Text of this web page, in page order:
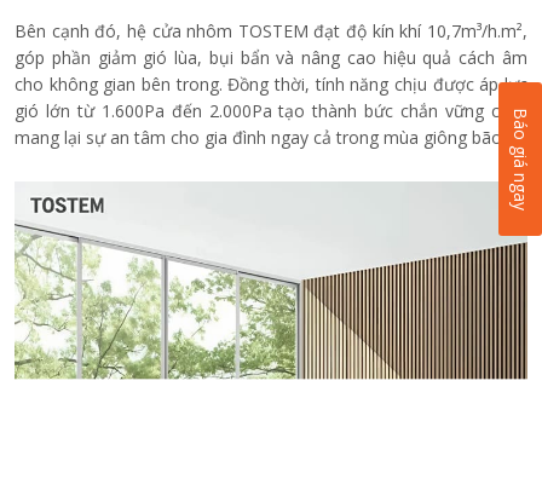
Bên cạnh đó, hệ cửa nhôm TOSTEM đạt độ kín khí 10,7m³/h.m²,
góp phần giảm gió lùa, bụi bẩn và nâng cao hiệu quả cách âm
cho không gian bên trong. Đồng thời, tính năng chịu được áp lực
gió lớn từ 1.600Pa đến 2.000Pa tạo thành bức chắn vững chãi,
mang lại sự an tâm cho gia đình ngay cả trong mùa giông bão. Báo giá ngay